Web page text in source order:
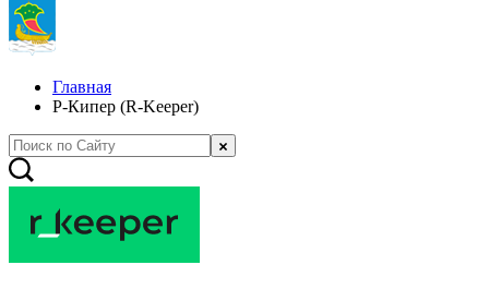
Главная
Р-Кипер (R-Keeper)